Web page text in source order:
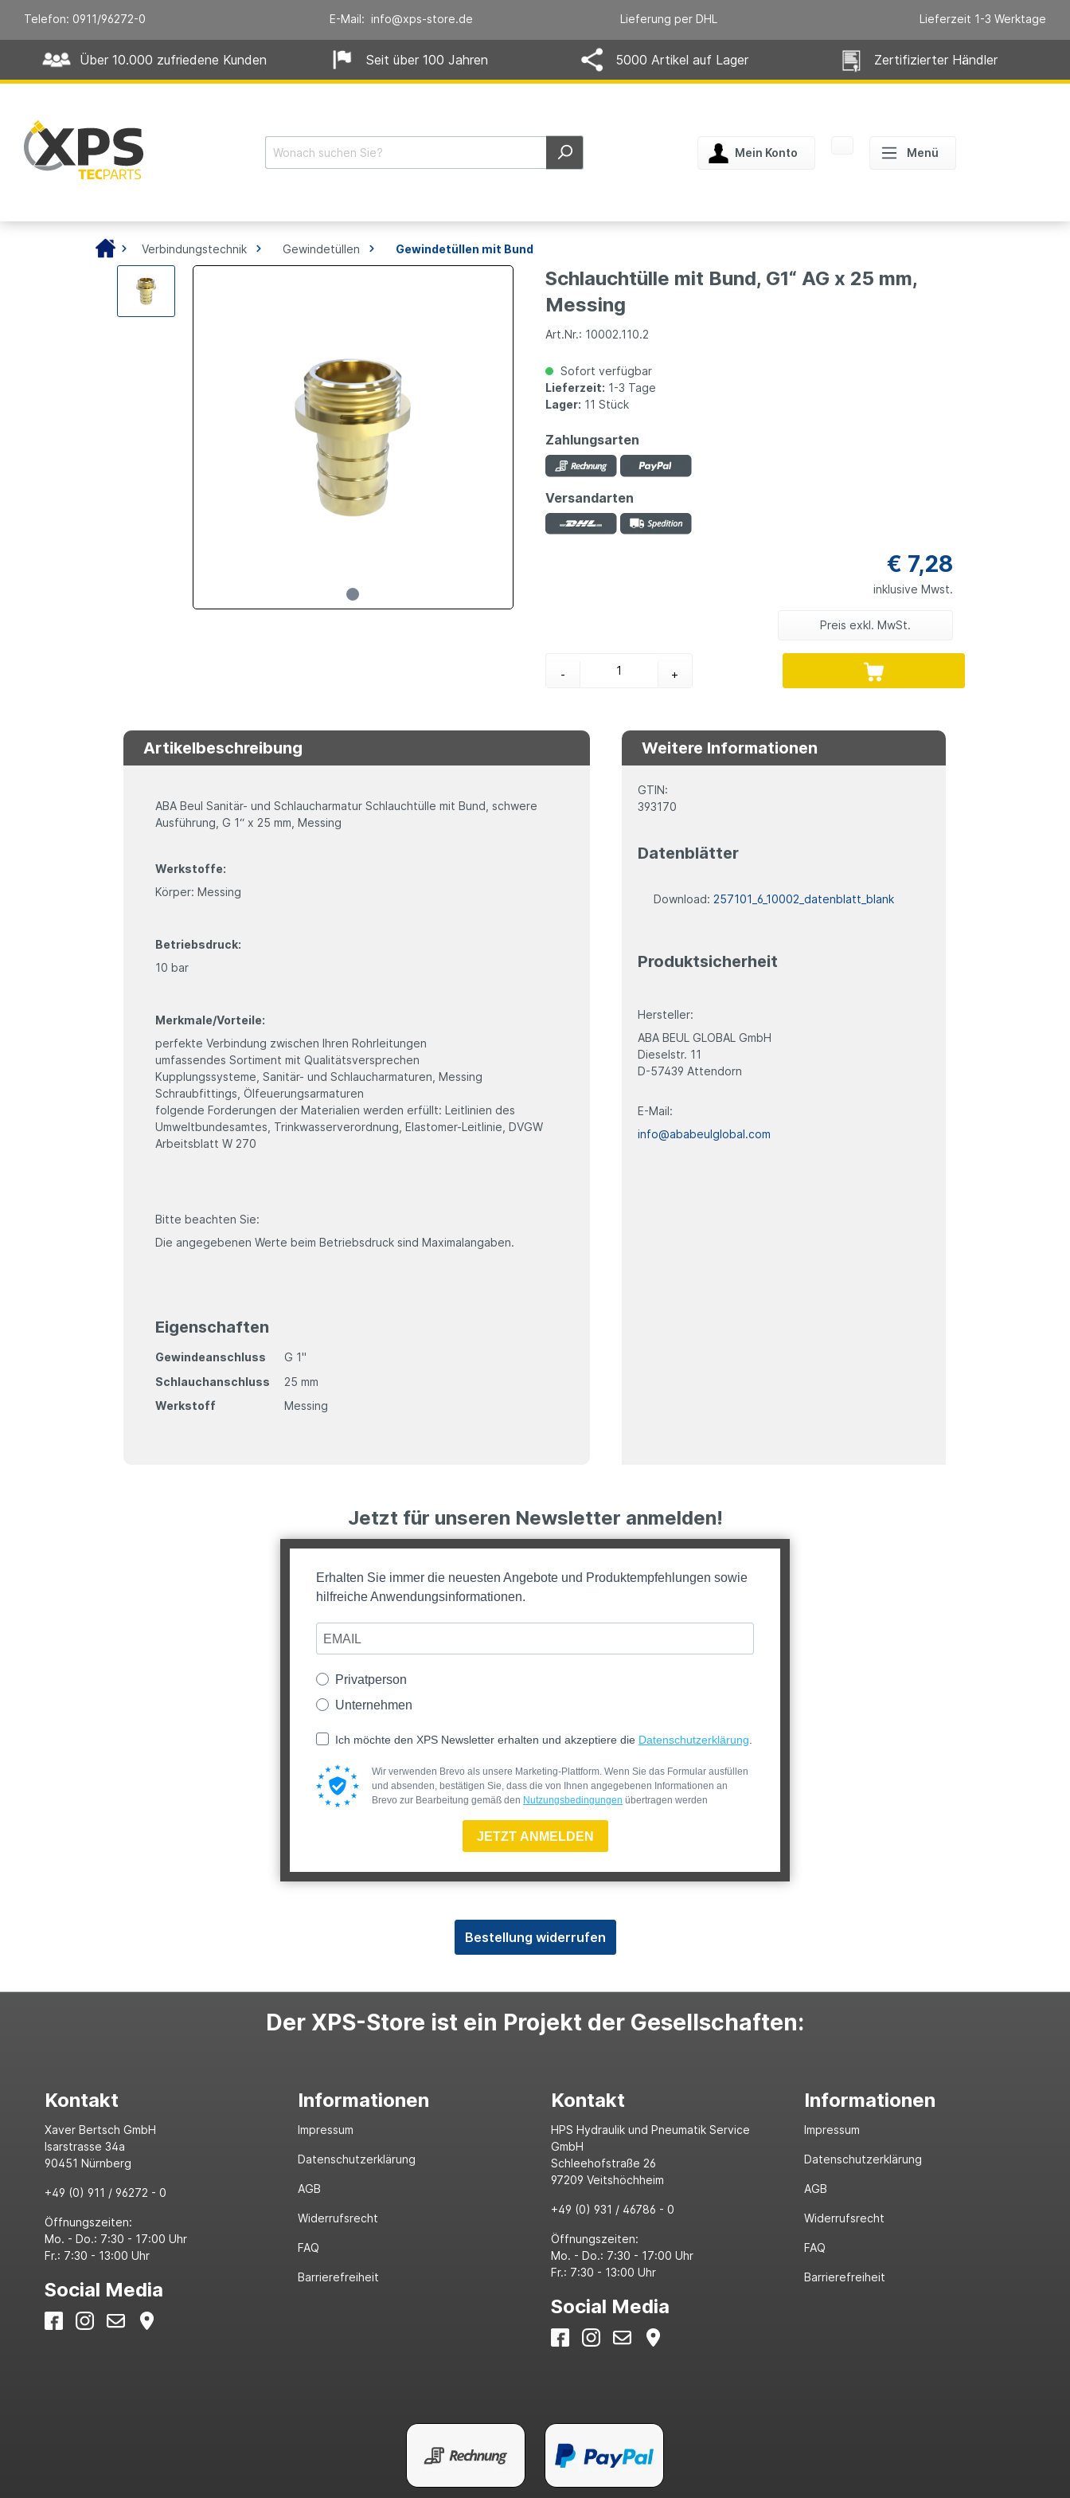
Telefon: 0911/96272-0 E-Mail: info@xps-store.de Lieferung per DHL Lieferzeit 1-3 Werktage
Über 10.000 zufriedene Kunden Seit über 100 Jahren 5000 Artikel auf Lager Zertifizierter Händler
Mein Konto Menü
Verbindungstechnik Gewindetüllen Gewindetüllen mit Bund
Schlauchtülle mit Bund, G1“ AG x 25 mm,
Messing
Art.Nr.: 10002.110.2
Sofort verfügbar
Lieferzeit: 1-3 Tage
Lager: 11 Stück
Zahlungsarten
Versandarten
€ 7,28
inklusive Mwst.
Preis exkl. MwSt.
- +
Artikelbeschreibung
ABA Beul Sanitär- und Schlaucharmatur Schlauchtülle mit Bund, schwere
Ausführung, G 1“ x 25 mm, Messing
Werkstoffe:
Körper: Messing
Betriebsdruck:
10 bar
Merkmale/Vorteile:
perfekte Verbindung zwischen Ihren Rohrleitungen
umfassendes Sortiment mit Qualitätsversprechen
Kupplungssysteme, Sanitär- und Schlaucharmaturen, Messing
Schraubfittings, Ölfeuerungsarmaturen
folgende Forderungen der Materialien werden erfüllt: Leitlinien des
Umweltbundesamtes, Trinkwasserverordnung, Elastomer-Leitlinie, DVGW
Arbeitsblatt W 270
Bitte beachten Sie:
Die angegebenen Werte beim Betriebsdruck sind Maximalangaben.
Eigenschaften
Gewindeanschluss
G 1"
Schlauchanschluss
25 mm
Werkstoff
Messing
Weitere Informationen
GTIN:
393170
Datenblätter
Download: 257101_6_10002_datenblatt_blank
Produktsicherheit
Hersteller:
ABA BEUL GLOBAL GmbH
Dieselstr. 11
D-57439 Attendorn
E-Mail:
info@ababeulglobal.com
Jetzt für unseren Newsletter anmelden!
Erhalten Sie immer die neuesten Angebote und Produktempfehlungen sowie
hilfreiche Anwendungsinformationen.
Privatperson
Unternehmen
Ich möchte den XPS Newsletter erhalten und akzeptiere die Datenschutzerklärung
Wir verwenden Brevo als unsere Marketing-Plattform. Wenn Sie das Formular ausfüllen
und absenden, bestätigen Sie, dass die von Ihnen angegebenen Informationen an
Brevo zur Bearbeitung gemäß den Nutzungsbedingungen übertragen werden
JETZT ANMELDEN
Bestellung widerrufen
Der XPS-Store ist ein Projekt der Gesellschaften:
Kontakt
Xaver Bertsch GmbH
Isarstrasse 34a
90451 Nürnberg
+49 (0) 911 / 96272 - 0
Öffnungszeiten:
Mo. - Do.: 7:30 - 17:00 Uhr
Fr.: 7:30 - 13:00 Uhr
Social Media
Informationen
Impressum
Datenschutzerklärung
AGB
Widerrufsrecht
FAQ
Barrierefreiheit
Kontakt
HPS Hydraulik und Pneumatik Service
GmbH
Schleehofstraße 26
97209 Veitshöchheim
+49 (0) 931 / 46786 - 0
Öffnungszeiten:
Mo. - Do.: 7:30 - 17:00 Uhr
Fr.: 7:30 - 13:00 Uhr
Social Media
Informationen
Impressum
Datenschutzerklärung
AGB
Widerrufsrecht
FAQ
Barrierefreiheit